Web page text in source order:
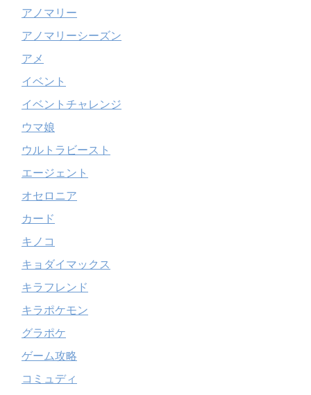
アノマリー
アノマリーシーズン
アメ
イベント
イベントチャレンジ
ウマ娘
ウルトラビースト
エージェント
オセロニア
カード
キノコ
キョダイマックス
キラフレンド
キラポケモン
グラポケ
ゲーム攻略
コミュディ